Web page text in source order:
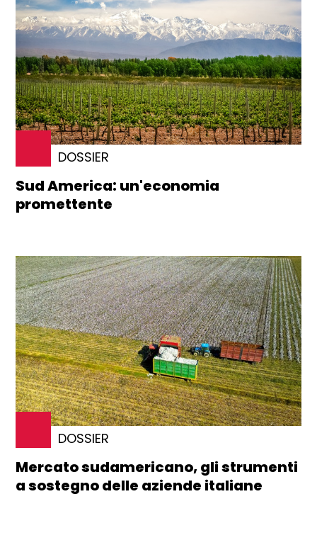
DOSSIER
Sud America: un'economia
promettente
DOSSIER
Mercato sudamericano, gli strumenti
a sostegno delle aziende italiane